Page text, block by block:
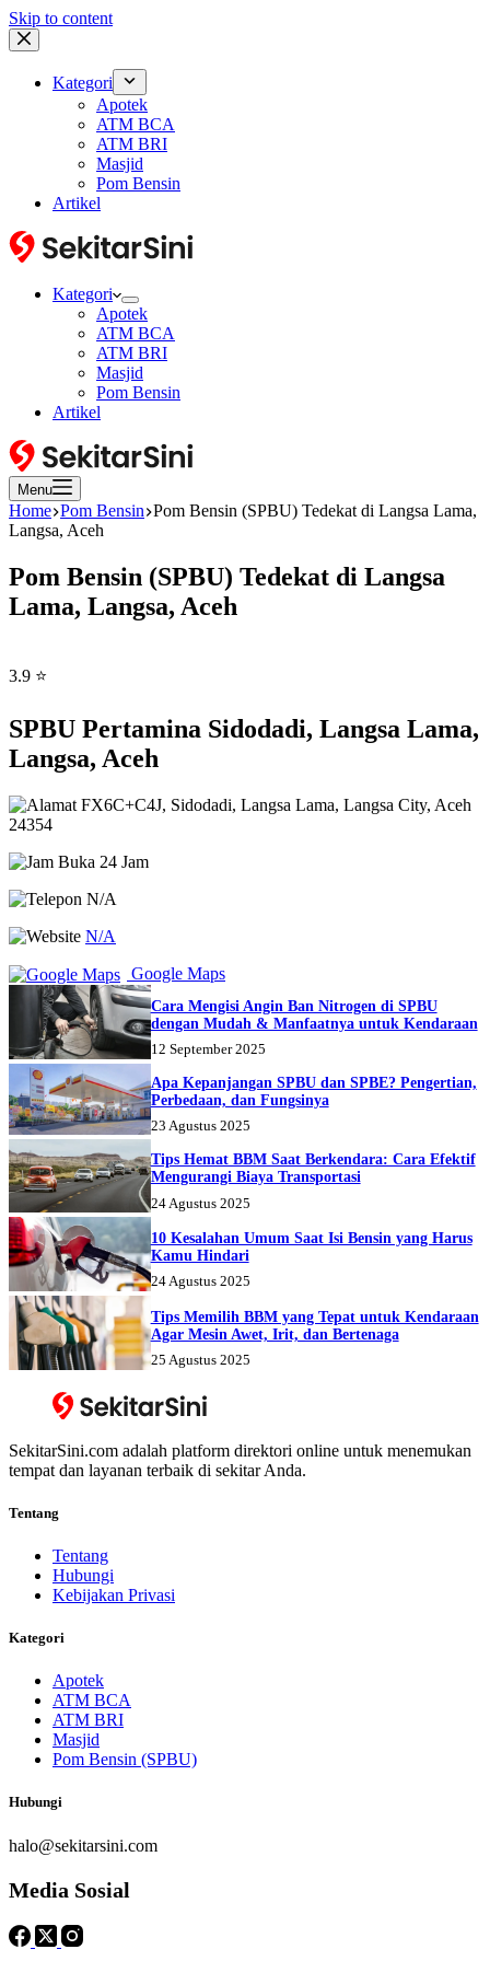
Skip to content
Kategori
Apotek
ATM BCA
ATM BRI
Masjid
Pom Bensin
Artikel
Kategori
Apotek
ATM BCA
ATM BRI
Masjid
Pom Bensin
Artikel
Menu
Home Pom Bensin Pom Bensin (SPBU) Tedekat di Langsa Lama,
Langsa, Aceh
Pom Bensin (SPBU) Tedekat di Langsa
Lama, Langsa, Aceh
3.9 ⭐
SPBU Pertamina Sidodadi, Langsa Lama,
Langsa, Aceh
FX6C+C4J, Sidodadi, Langsa Lama, Langsa City, Aceh
24354
Buka 24 Jam
N/A
N/A
Google Maps
Cara Mengisi Angin Ban Nitrogen di SPBU
dengan Mudah & Manfaatnya untuk Kendaraan
12 September 2025
Apa Kepanjangan SPBU dan SPBE? Pengertian,
Perbedaan, dan Fungsinya
23 Agustus 2025
Tips Hemat BBM Saat Berkendara: Cara Efektif
Mengurangi Biaya Transportasi
24 Agustus 2025
10 Kesalahan Umum Saat Isi Bensin yang Harus
Kamu Hindari
24 Agustus 2025
Tips Memilih BBM yang Tepat untuk Kendaraan
Agar Mesin Awet, Irit, dan Bertenaga
25 Agustus 2025
SekitarSini.com adalah platform direktori online untuk menemukan
tempat dan layanan terbaik di sekitar Anda.
Tentang
Tentang
Hubungi
Kebijakan Privasi
Kategori
Apotek
ATM BCA
ATM BRI
Masjid
Pom Bensin (SPBU)
Hubungi
halo@sekitarsini.com
Media Sosial